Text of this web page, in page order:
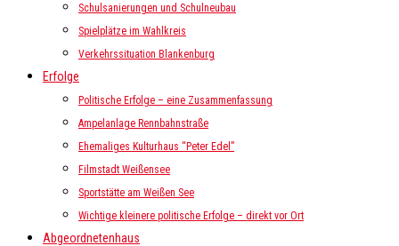
Schulsanierungen und Schulneubau
Spielplätze im Wahlkreis
Verkehrssituation Blankenburg
Erfolge
Politische Erfolge – eine Zusammenfassung
Ampelanlage Rennbahnstraße
Ehemaliges Kulturhaus “Peter Edel”
Filmstadt Weißensee
Sportstätte am Weißen See
Wichtige kleinere politische Erfolge – direkt vor Ort
Abgeordnetenhaus